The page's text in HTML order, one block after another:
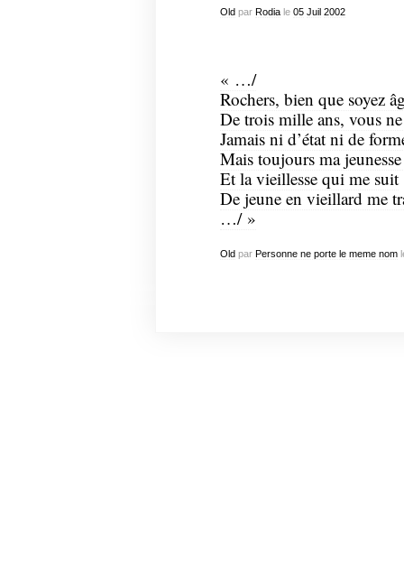
Old par Rodiale 05 Juil 2002
« …/
Rochers, bien que soyez
De trois mille ans, vous
Jamais ni d’état ni de
Mais toujours ma
Et la vieillesse qui me suit
De jeune en vieillard me
…/ »
Old par Personne ne porte le meme nom